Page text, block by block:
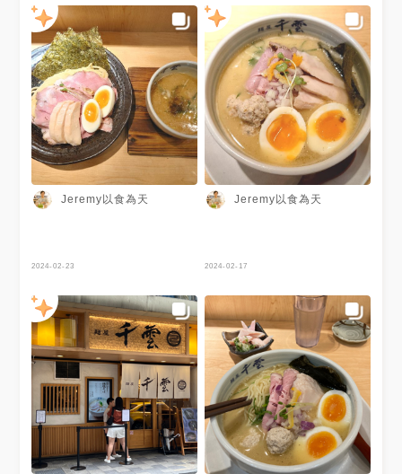
煮， 再加入柳葉魚和鯖魚的魚
介， 以及獨自調製的香油， 帶
出雞肉的最深層的味道和精華，
湯頭溫潤濃厚又香醇， 帶點些
許膠質。 麵條是選用三河製麵
所的， 口感彈牙有勁， 搭配叉
燒肉和雞肉丸子都蠻好吃。 此
外這家還會營業到深夜， 宵夜
想吃碗熱騰騰的拉麵可以到這家
吃。 完整圖文食記：
https://www.jeremyfoodie.tw/
chikumo-linsen/ 麺屋千雲 林
森店 地址：台北市中山區林森
北路105-1號 鄰近捷運站：台北
捷運淡水信義線R11/松山新店
#麵屋千雲 #拉麵 #日式拉麵 #
#雞白湯沾麵 #Jeremy在台北市
#台北美食 #台北日式料理 #台
北拉麵 #台北市 #中山區 #林森
北路 #捷運中山站 #台北條通
Jeremy以食為天
2024-02-23
Jeremy以食為天
2024-02-17